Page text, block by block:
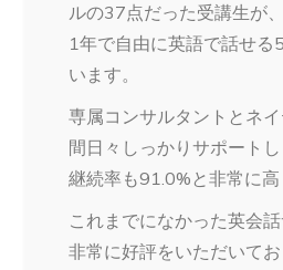
ルの37点だった受講生が、
1年で自由に英語で話せる
います。
専属コンサルタントとネ
間日々しっかりサポートし
継続率も91.0%と非常に高
これまでになかった英会話
非常に好評をいただいてお